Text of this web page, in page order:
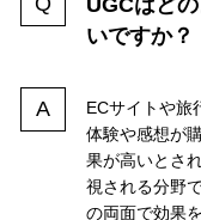
いですか？
ECサイトや旅
体験や感想が
果が高いとさ
視される分野
の両面で効果